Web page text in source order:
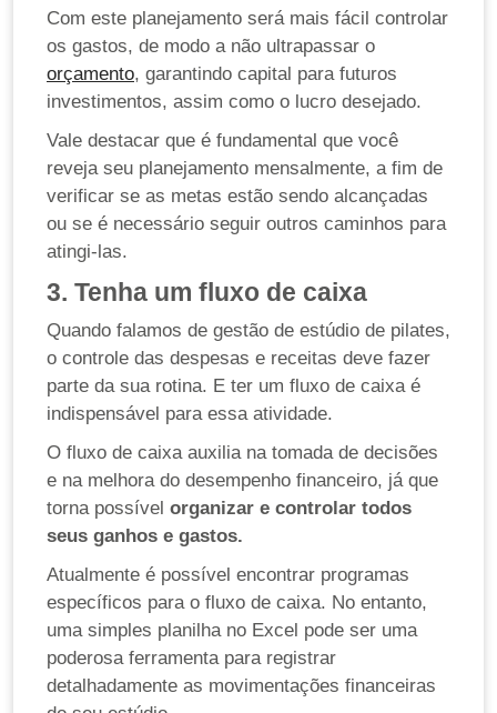
Com este planejamento será mais fácil controlar
os gastos, de modo a não ultrapassar o
orçamento, garantindo capital para futuros
investimentos, assim como o lucro desejado.
Vale destacar que é fundamental que você
reveja seu planejamento mensalmente, a fim de
verificar se as metas estão sendo alcançadas
ou se é necessário seguir outros caminhos para
atingi-las.
3. Tenha um fluxo de caixa
Quando falamos de gestão de estúdio de pilates,
o controle das despesas e receitas deve fazer
parte da sua rotina. E ter um fluxo de caixa é
indispensável para essa atividade.
O fluxo de caixa auxilia na tomada de decisões
e na melhora do desempenho financeiro, já que
torna possível organizar e controlar todos
seus ganhos e gastos.
Atualmente é possível encontrar programas
específicos para o fluxo de caixa. No entanto,
uma simples planilha no Excel pode ser uma
poderosa ferramenta para registrar
detalhadamente as movimentações financeiras